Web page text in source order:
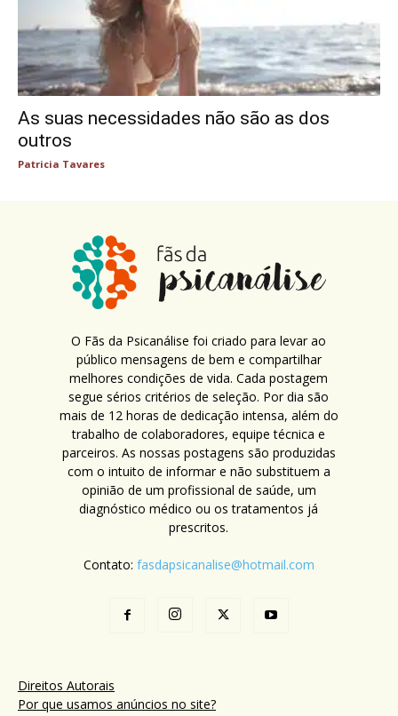
As suas necessidades não são as dos
outros
Patricia Tavares
O Fãs da Psicanálise foi criado para levar ao
público mensagens de bem e compartilhar
melhores condições de vida. Cada postagem
segue sérios critérios de seleção. Por dia são
mais de 12 horas de dedicação intensa, além do
trabalho de colaboradores, equipe técnica e
parceiros. As nossas postagens são produzidas
com o intuito de informar e não substituem a
opinião de um profissional de saúde, um
diagnóstico médico ou os tratamentos já
prescritos.
Contato: fasdapsicanalise@hotmail.com
Direitos Autorais
Por que usamos anúncios no site?